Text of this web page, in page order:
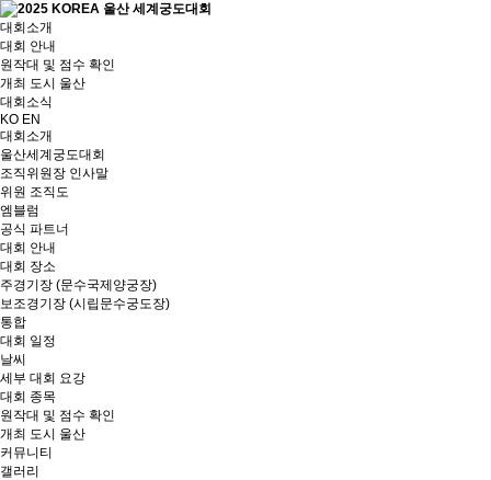
대회소개
대회 안내
원작대 및 점수 확인
개최 도시 울산
대회소식
KO EN
대회소개
울산세계궁도대회
조직위원장 인사말
위원 조직도
엠블럼
공식 파트너
대회 안내
대회 장소
주경기장 (문수국제양궁장)
보조경기장 (시립문수궁도장)
통합
대회 일정
날씨
세부 대회 요강
대회 종목
원작대 및 점수 확인
개최 도시 울산
커뮤니티
갤러리